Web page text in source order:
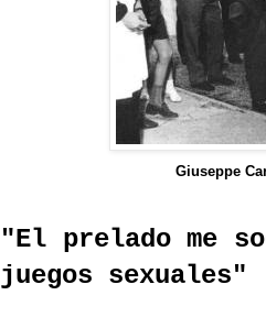
Giuseppe
"El prelado me
juegos sexuales"